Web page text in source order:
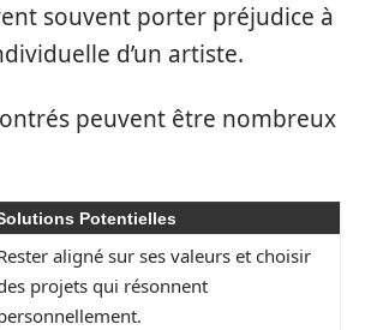
souvent porter préjudice à
d’un artiste.
peuvent être nombreux
Potentielles
aligné sur ses valeurs et choisir
projets qui résonnent